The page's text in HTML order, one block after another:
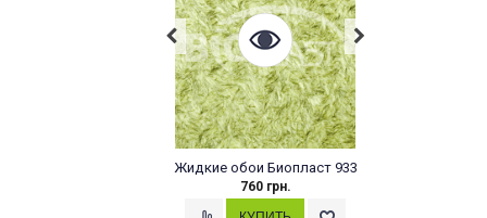
Жидкие обои Биопласт 933
760 грн.